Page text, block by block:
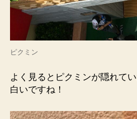
ピクミン
よく見るとピクミンが隠れて
白いですね！